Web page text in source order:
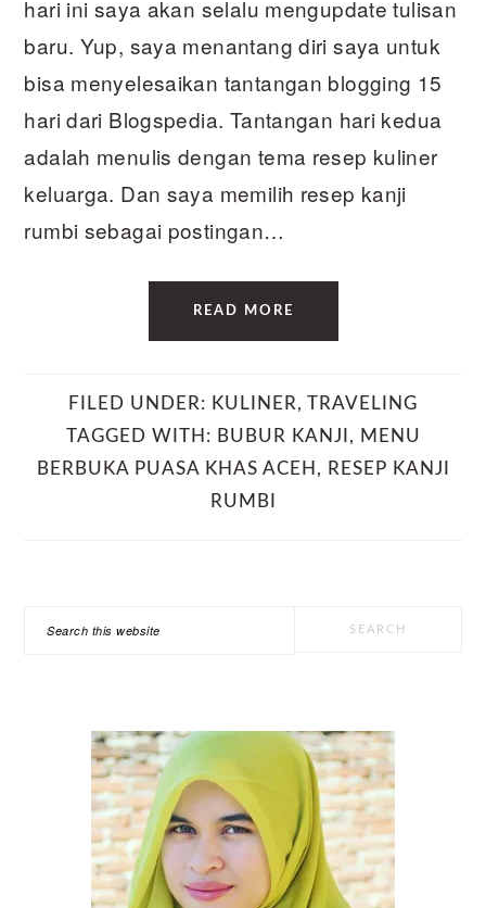
hari ini saya akan selalu mengupdate tulisan
baru. Yup, saya menantang diri saya untuk
bisa menyelesaikan tantangan blogging 15
hari dari Blogspedia. Tantangan hari kedua
adalah menulis dengan tema resep kuliner
keluarga. Dan saya memilih resep kanji
rumbi sebagai postingan…
READ MORE
FILED UNDER: KULINER, TRAVELING
TAGGED WITH: BUBUR KANJI , MENU
BERBUKA PUASA KHAS ACEH , RESEP KANJI
RUMBI
Search